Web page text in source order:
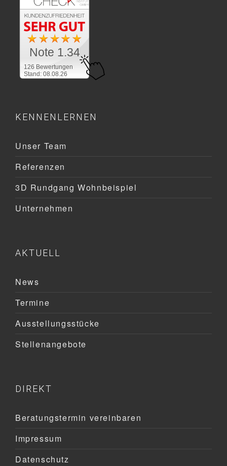
126 Bewertungen
Stand: 08.08.26
Note 1.34
KENNENLERNEN
Unser Team
Referenzen
3D Rundgang Wohnbeispiel
Unternehmen
AKTUELL
News
Termine
Ausstellungsstücke
Stellenangebote
DIREKT
Beratungstermin vereinbaren
Impressum
Datenschutz